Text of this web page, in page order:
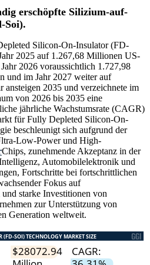
erschöpfte Silizium-auf-
Soi).
Silicon-On-Insulator (FD-
2025 auf 1.267,68 Millionen US-
2026 voraussichtlich 1.727,98
und im Jahr 2027 weiter auf
2035 und verzeichnete im
von 2026 bis 2035 eine
jährliche Wachstumsrate (CAGR)
für Fully Depleted Silicon-On-
beschleunigt sich aufgrund der
Low-Power und High-
Chips, zunehmende Akzeptanz in der
Automobilelektronik und
Fortschritte bei fortschrittlichen
Fokus auf
starke Investitionen von
zur Unterstützung von
Generation weltweit.